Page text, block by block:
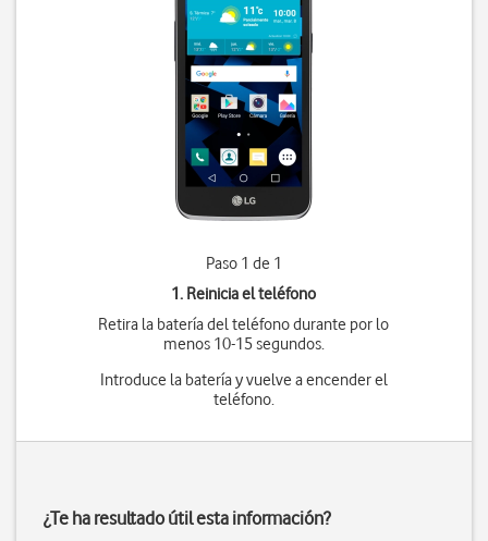
Paso 1 de 1
1. Reinicia el teléfono
Retira la batería del teléfono durante por lo
menos 10-15 segundos.
Introduce la batería y vuelve a encender el
teléfono.
¿Te ha resultado útil esta información?